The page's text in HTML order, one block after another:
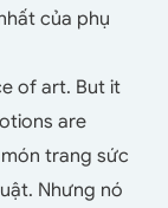
của phụ
of art. But it
are
trang sức
Nhưng nó